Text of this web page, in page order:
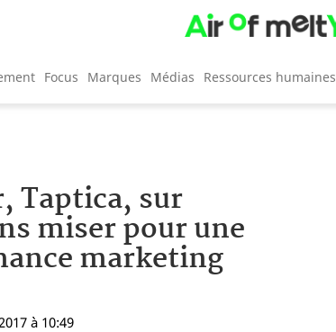
Focus Marques Médias Ressources humaines
Taptica, sur
miser pour une
marketing
à 10:49